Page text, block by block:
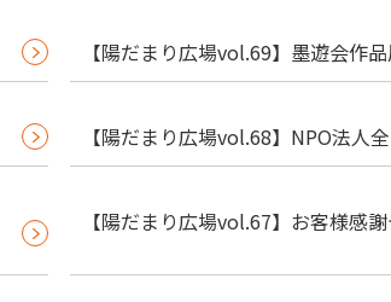
【陽だまり広場vol.69】墨遊会作
【陽だまり広場vol.68】NPO法人
【陽だまり広場vol.67】お客様感